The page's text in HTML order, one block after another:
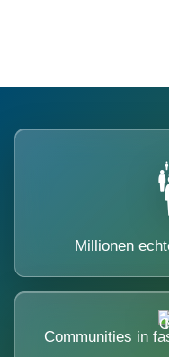
Millionen
Communities in